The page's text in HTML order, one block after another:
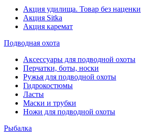
Акция удилища. Товар без наценки
Акция Sitka
Акция каремат
Подводная охота
Аксессуары для подводной охоты
Перчатки, боты, носки
Ружья для подводной охоты
Гидрокостюмы
Ласты
Маски и трубки
Ножи для подводной охоты
Рыбалка